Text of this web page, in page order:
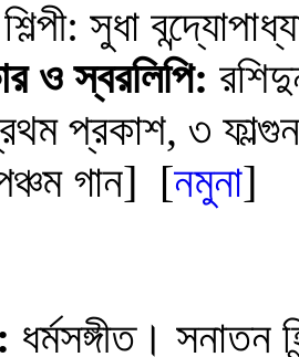
সুধা
ও স্বরলিপি:
প্রকাশ, ৩
পঞ্চম গান] [নমুনা]
ধর্মসঙ্গীত। সনাতন